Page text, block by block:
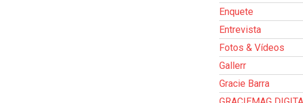
Enquete
Entrevista
Fotos & Vídeos
Gallerr
Gracie Barra